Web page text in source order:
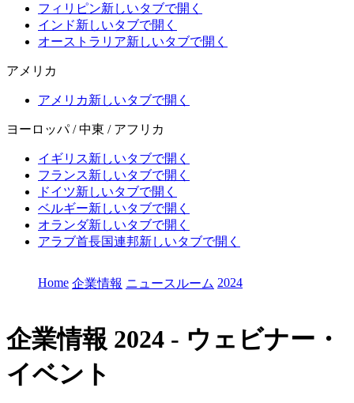
フィリピン新しいタブで開く
インド新しいタブで開く
オーストラリア新しいタブで開く
アメリカ
アメリカ新しいタブで開く
ヨーロッパ / 中東 / アフリカ
イギリス新しいタブで開く
フランス新しいタブで開く
ドイツ新しいタブで開く
ベルギー新しいタブで開く
オランダ新しいタブで開く
アラブ首長国連邦新しいタブで開く
Home 企業情報 ニュースルーム 2024
企業情報 2024 - ウェビナー・
イベント